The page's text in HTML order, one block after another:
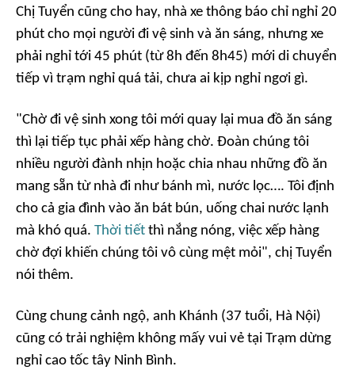
Chị Tuyển cũng cho hay, nhà xe thông báo chỉ nghỉ 20
phút cho mọi người đi vệ sinh và ăn sáng, nhưng xe
phải nghỉ tới 45 phút (từ 8h đến 8h45) mới di chuyển
tiếp vì trạm nghỉ quá tải, chưa ai kịp nghỉ ngơi gì.
"Chờ đi vệ sinh xong tôi mới quay lại mua đồ ăn sáng
thì lại tiếp tục phải xếp hàng chờ. Đoàn chúng tôi
nhiều người đành nhịn hoặc chia nhau những đồ ăn
mang sẵn từ nhà đi như bánh mì, nước lọc…. Tôi định
cho cả gia đình vào ăn bát bún, uống chai nước lạnh
mà khó quá. Thời tiết thì nắng nóng, việc xếp hàng
chờ đợi khiến chúng tôi vô cùng mệt mỏi", chị Tuyển
nói thêm.
Cùng chung cảnh ngộ, anh Khánh (37 tuổi, Hà Nội)
cũng có trải nghiệm không mấy vui vẻ tại Trạm dừng
nghỉ cao tốc tây Ninh Bình.